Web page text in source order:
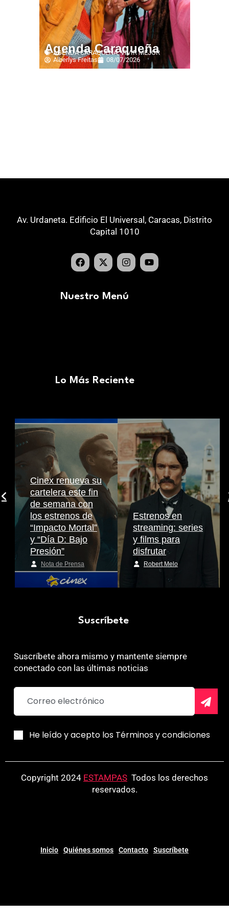
Agenda Caraqueña
AGENDA CARAQUEÑA,VIVIR MEJOR
Alberlys Freitas
08/07/2026
Av. Urdaneta. Edificio El Universal, Caracas, Distrito
Capital 1010
Nuestro Menú
Lo Más Reciente
Cinex renueva su
cartelera este fin
de semana con
los estrenos de
“Impacto Mortal”
y “Día D: Bajo
Presión”
Nota de Prensa
Estrenos en
streaming: series
y films para
disfrutar
Robert Melo
Suscríbete
Suscríbete ahora mismo y mantente siempre
conectado con las últimas noticias
He leído y acepto los Términos y condiciones
Copyright 2024 ESTAMPAS Todos los derechos
reservados.
Inicio Quiénes somos Contacto Suscríbete